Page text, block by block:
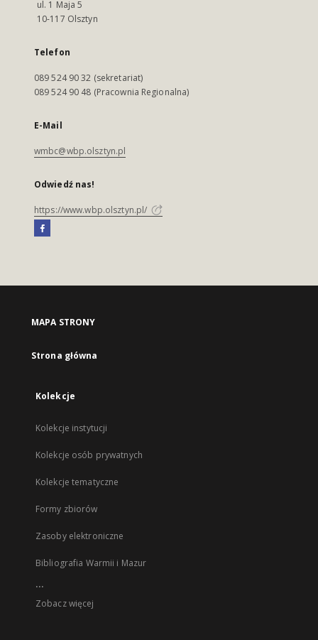
ul. 1 Maja 5
10-117 Olsztyn
Telefon
089 524 90 32 (sekretariat)
089 524 90 48 (Pracownia Regionalna)
E-Mail
wmbc@wbp.olsztyn.pl
Odwiedź nas!
https://www.wbp.olsztyn.pl/
MAPA STRONY
Strona główna
Kolekcje
Kolekcje instytucji
Kolekcje osób prywatnych
Kolekcje tematyczne
Formy zbiorów
Zasoby elektroniczne
Bibliografia Warmii i Mazur
...
Zobacz więcej